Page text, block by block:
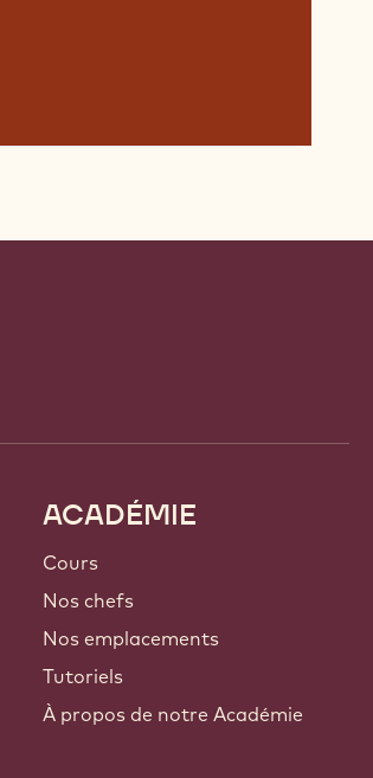
ACADÉMIE
Cours
Nos chefs
Nos emplacements
Tutoriels
À propos de notre Académie